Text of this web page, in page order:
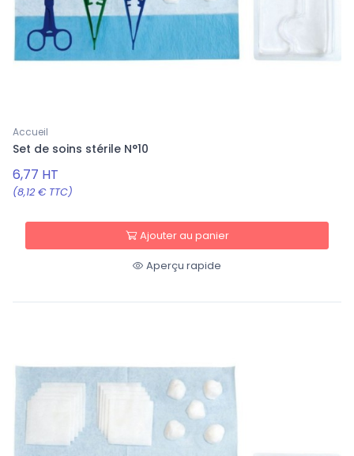
Accueil
Set de soins stérile N°10
6,77 HT
(8,12 € TTC)
Ajouter au panier
Aperçu rapide